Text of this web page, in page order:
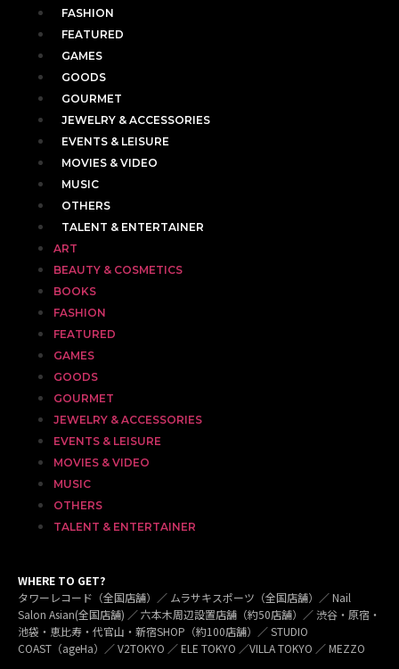
FASHION
FEATURED
GAMES
GOODS
GOURMET
JEWELRY & ACCESSORIES
EVENTS & LEISURE
MOVIES & VIDEO
MUSIC
OTHERS
TALENT & ENTERTAINER
ART
BEAUTY & COSMETICS
BOOKS
FASHION
FEATURED
GAMES
GOODS
GOURMET
JEWELRY & ACCESSORIES
EVENTS & LEISURE
MOVIES & VIDEO
MUSIC
OTHERS
TALENT & ENTERTAINER
WHERE TO GET?
タワーレコード（全国店舗）／ ムラサキスポーツ（全国店舗）／ Nail
Salon Asian(全国店舗) ／ 六本木周辺設置店舗（約50店舗）／ 渋谷・原宿・
池袋・恵比寿・代官山・新宿SHOP（約100店舗）／ STUDIO
COAST（ageHa）／ V2TOKYO ／ ELE TOKYO ／VILLA TOKYO ／ MEZZO